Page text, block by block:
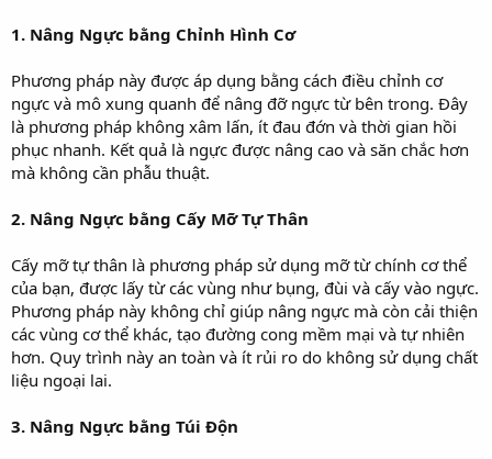
1. Nâng Ngực bằng Chỉnh Hình Cơ
Phương pháp này được áp dụng bằng cách điều chỉnh cơ
ngực và mô xung quanh để nâng đỡ ngực từ bên trong. Đây
là phương pháp không xâm lấn, ít đau đớn và thời gian hồi
phục nhanh. Kết quả là ngực được nâng cao và săn chắc hơn
mà không cần phẫu thuật.
2. Nâng Ngực bằng Cấy Mỡ Tự Thân
Cấy mỡ tự thân là phương pháp sử dụng mỡ từ chính cơ thể
của bạn, được lấy từ các vùng như bụng, đùi và cấy vào ngực.
Phương pháp này không chỉ giúp nâng ngực mà còn cải thiện
các vùng cơ thể khác, tạo đường cong mềm mại và tự nhiên
hơn. Quy trình này an toàn và ít rủi ro do không sử dụng chất
liệu ngoại lai.
3. Nâng Ngực bằng Túi Độn